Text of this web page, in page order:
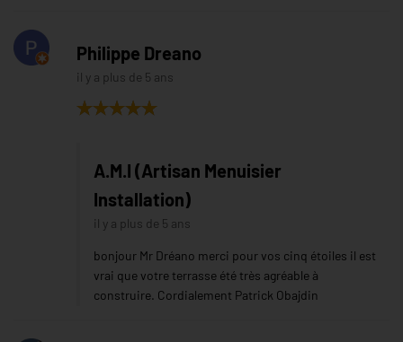
Philippe Dreano
il y a plus de 5 ans
A.M.I (Artisan Menuisier
Installation)
il y a plus de 5 ans
bonjour Mr Dréano merci pour vos cinq étoiles il est
vrai que votre terrasse été très agréable à
construire. Cordialement Patrick Obajdin